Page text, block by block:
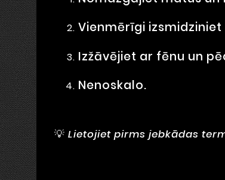
Vienmērīgi
Izžāvējiet ar fēnu un
Nenoskalo.
💡 Lietojiet pirms jebkādas